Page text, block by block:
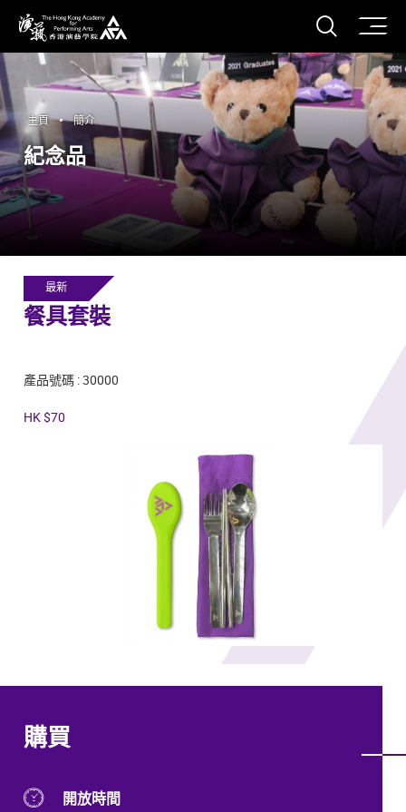
香港演藝學院
打開
主頁 簡介
紀念品
最新
餐具套裝
產品號碼 : 30000
HK $70
購買
開放時間